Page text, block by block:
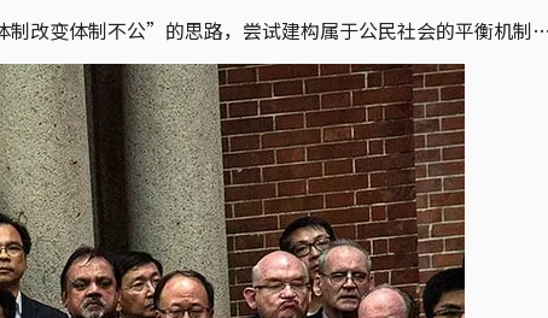
制改变体制不公”的思路，尝试建构属于公民社会的平衡机